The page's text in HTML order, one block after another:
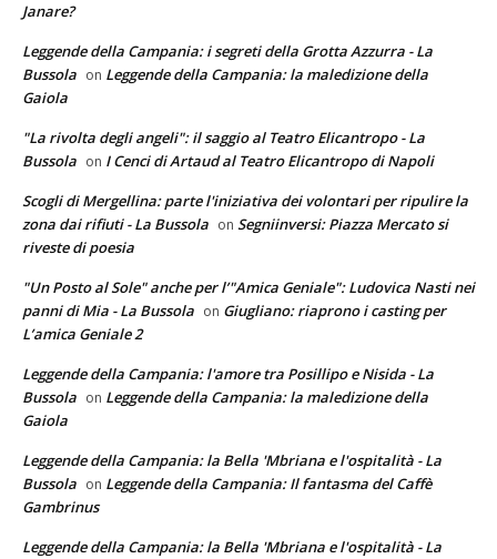
Janare?
Leggende della Campania: i segreti della Grotta Azzurra - La
Bussola on Leggende della Campania: la maledizione della
Gaiola
"La rivolta degli angeli": il saggio al Teatro Elicantropo - La
Bussola on I Cenci di Artaud al Teatro Elicantropo di Napoli
Scogli di Mergellina: parte l'iniziativa dei volontari per ripulire la
zona dai rifiuti - La Bussola on Segniinversi: Piazza Mercato si
riveste di poesia
"Un Posto al Sole" anche per l’"Amica Geniale": Ludovica Nasti nei
panni di Mia - La Bussola on Giugliano: riaprono i casting per
L’amica Geniale 2
Leggende della Campania: l'amore tra Posillipo e Nisida - La
Bussola on Leggende della Campania: la maledizione della
Gaiola
Leggende della Campania: la Bella 'Mbriana e l'ospitalità - La
Bussola on Leggende della Campania: Il fantasma del Caffè
Gambrinus
Leggende della Campania: la Bella 'Mbriana e l'ospitalità - La